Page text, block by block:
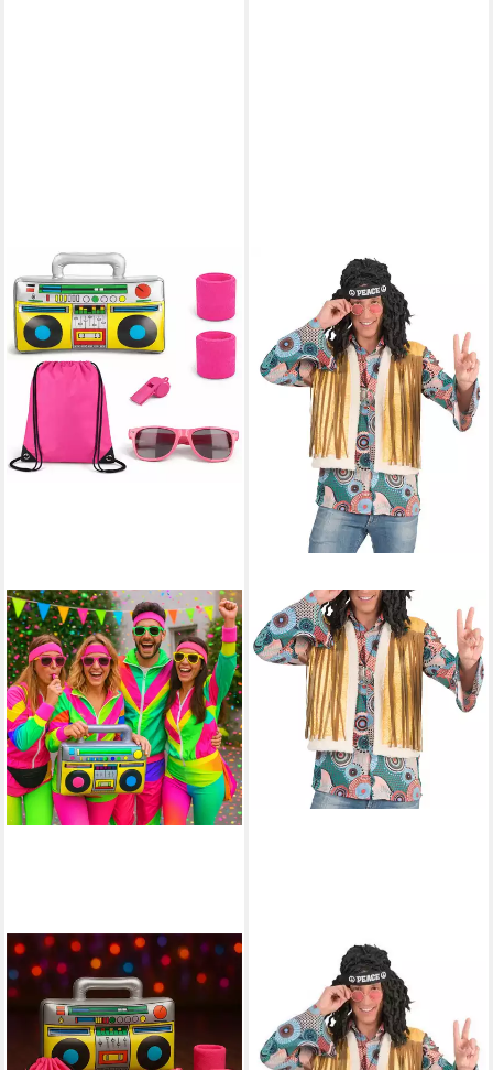
KOSTÜMHELD®
Kostüm Retro Set 5 in 1 -
80er 90er Kostüm
Accessoires Fasching
Karneval
DAS KOSTÜMLAND
Kostüm Retro Hippie Kostüm
Brian mit Fransen für Herren
24,90 €
lieferbar - in 2-3 Werktagen bei dir